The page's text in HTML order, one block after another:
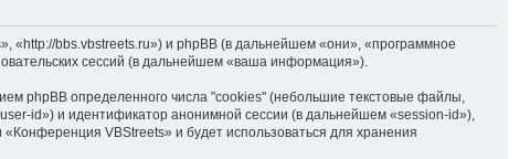
bbs.vbstreets.ru») и phpBB (в дальнейшем «они», «программное
сессий (в дальнейшем «ваша информация»).
phpBB определенного числа "cookies" (небольшие текстовые файлы,
id») и идентификатор анонимной сессии (в дальнейшем «session-id»),
VBStreets» и будет использоваться для хранения